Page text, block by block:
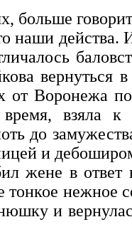
больше
наши
вернуться
от Воронежа
взяла
до
и
жене в
тонкое нежное
и